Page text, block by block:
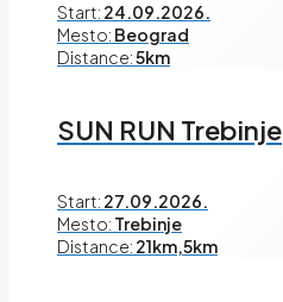
Start: 24.09.2026.
Mesto: Beograd
Distance:5km
SUN RUN Trebinje
Start: 27.09.2026.
Mesto: Trebinje
Distance: 21km,5km